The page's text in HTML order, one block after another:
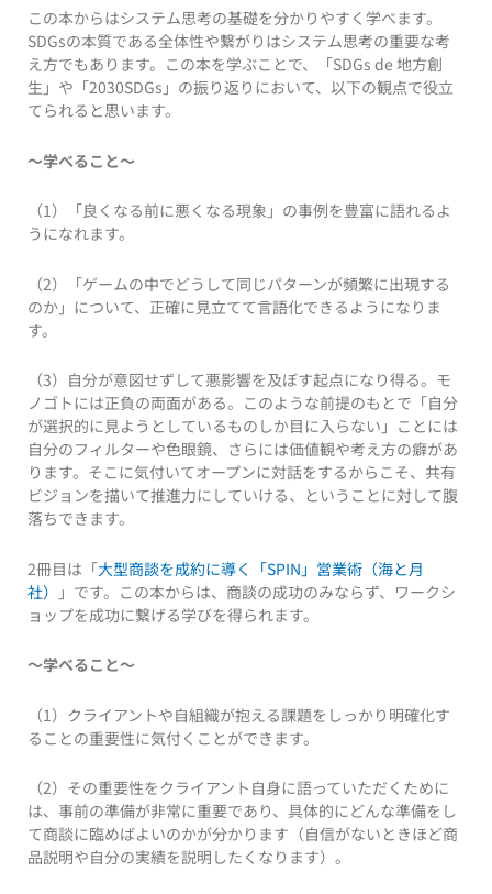
この本からはシステム思考の基礎を分かりやすく学べます。
SDGsの本質である全体性や繋がりはシステム思考の重要な考
え方でもあります。この本を学ぶことで、「SDGs de 地方創
生」や「2030SDGs」の振り返りにおいて、以下の観点で役立
てられると思います。
～学べること～
（1）「良くなる前に悪くなる現象」の事例を豊富に語れるよ
うになれます。
（2）「ゲームの中でどうして同じパターンが頻繁に出現する
のか」について、正確に見立てて言語化できるようになりま
す。
（3）自分が意図せずして悪影響を及ぼす起点になり得る。モ
ノゴトには正負の両面がある。このような前提のもとで「自分
が選択的に見ようとしているものしか目に入らない」ことには
自分のフィルターや色眼鏡、さらには価値観や考え方の癖があ
ります。そこに気付いてオープンに対話をするからこそ、共有
ビジョンを描いて推進力にしていける、ということに対して腹
落ちできます。
2冊目は「大型商談を成約に導く「SPIN」営業術（海と月
社）
」です。この本からは、商談の成功のみならず、ワークシ
ョップを成功に繋げる学びを得られます。
～学べること～
（1）クライアントや自組織が抱える課題をしっかり明確化す
ることの重要性に気付くことができます。
（2）その重要性をクライアント自身に語っていただくために
は、事前の準備が非常に重要であり、具体的にどんな準備をし
て商談に臨めばよいのかが分かります（自信がないときほど商
品説明や自分の実績を説明したくなります）。